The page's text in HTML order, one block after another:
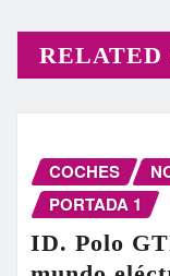
RELATED
COCHES
PORTADA 1
ID. Polo